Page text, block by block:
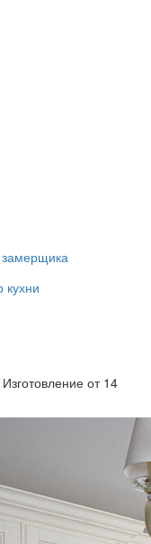
замерщика
кухни
Изготовление от 14